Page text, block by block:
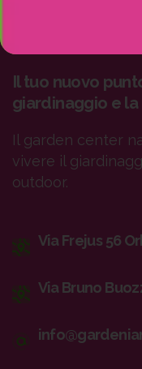
Il tuo nuovo
giardinaggio e la
Il garden center
vivere il
outdoor.
Via Frejus 56
Via Bruno